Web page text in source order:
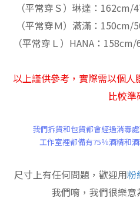
（平常穿Ｓ）琳達：
（平常穿Ｍ）滿滿：
（平常穿Ｌ）HANA：
以上謹供參考， 實際需以個人
比較準
我們拆貨和包貨都會經過消毒處
工作室裡都備有75％酒精和酒
尺寸上有任何問題，歡迎用粉
我們唷，我們很樂意